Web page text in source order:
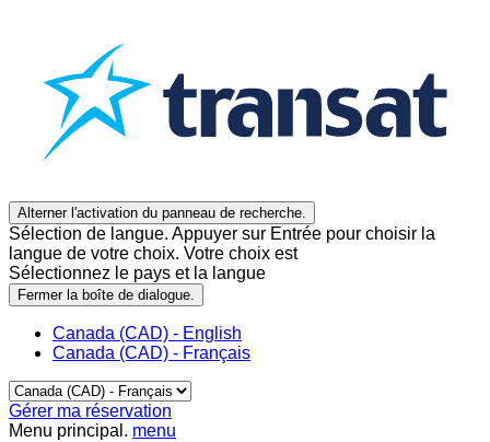
Alterner l'activation du panneau de recherche.
Sélection de langue. Appuyer sur Entrée pour choisir la
langue de votre choix. Votre choix est
Sélectionnez le pays et la langue
Fermer la boîte de dialogue.
Canada (CAD) - English
Canada (CAD) - Français
Gérer ma réservation
Menu principal. menu